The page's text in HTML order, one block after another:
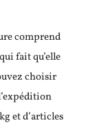
comprend
fait qu’elle
choisir
et d’articles